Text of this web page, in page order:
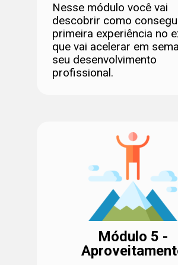
Nesse módulo você vai
descobrir como
primeira experiência no
que vai acelerar em
seu desenvolvimento
profissional.
Módulo 5 -